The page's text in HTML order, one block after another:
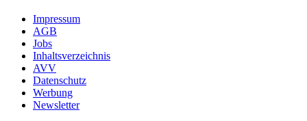
Impressum
AGB
Jobs
Inhaltsverzeichnis
AVV
Datenschutz
Werbung
Newsletter